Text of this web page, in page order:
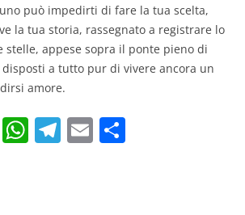
può impedirti di fare la tua scelta,
la tua storia, rassegnato a registrare lo
stelle, appese sopra il ponte pieno di
a tutto pur di vivere ancora un
amore.
Li W T E